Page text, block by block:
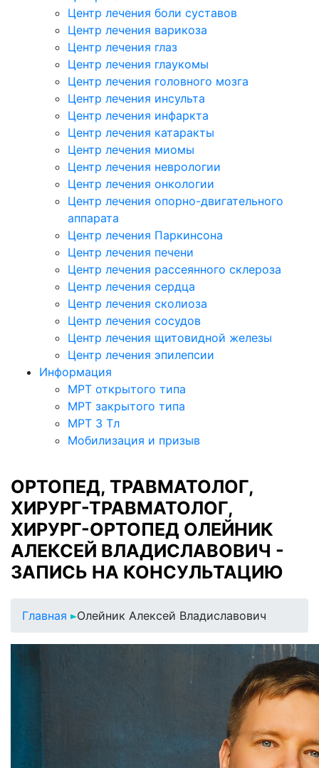
Центр лечения боли суставов
Центр лечения варикоза
Центр лечения глаз
Центр лечения глаукомы
Центр лечения головного мозга
Центр лечения инсульта
Центр лечения инфаркта
Центр лечения катаракты
Центр лечения миомы
Центр лечения неврологии
Центр лечения онкологии
Центр лечения опорно-двигательного
аппарата
Центр лечения Паркинсона
Центр лечения печени
Центр лечения рассеянного склероза
Центр лечения сердца
Центр лечения сколиоза
Центр лечения сосудов
Центр лечения щитовидной железы
Центр лечения эпилепсии
Информация
МРТ открытого типа
МРТ закрытого типа
МРТ 3 Тл
Мобилизация и призыв
ОРТОПЕД, ТРАВМАТОЛОГ,
ХИРУРГ-ТРАВМАТОЛОГ,
ХИРУРГ-ОРТОПЕД ОЛЕЙНИК
АЛЕКСЕЙ ВЛАДИСЛАВОВИЧ -
ЗАПИСЬ НА КОНСУЛЬТАЦИЮ
Главная Олейник Алексей Владиславович